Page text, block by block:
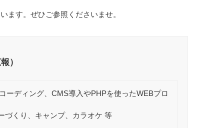
ます。ぜひご参照くださいませ。
）
ーディング、CMS導入やPHPを使ったWEBプロ
づくり、キャンプ、カラオケ 等